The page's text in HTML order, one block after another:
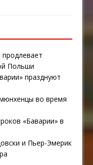
продлевает
Польши
празднуют
во время
«Баварии» в
и Пьер-Эмерик